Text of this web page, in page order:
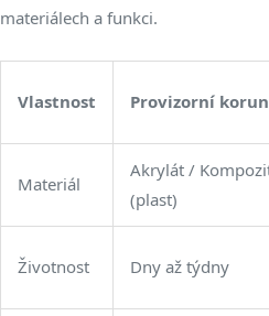
materiálech a funkci.
Vlastnost Provizorní
Materiál
Akrylát /
(plast)
Životnost Dny až týdny